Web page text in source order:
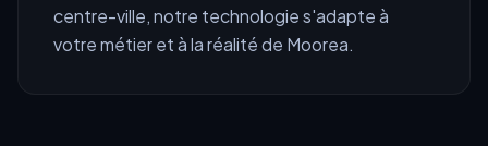
centre-ville, notre technologie s'adapte à
votre métier et à la réalité de Moorea.